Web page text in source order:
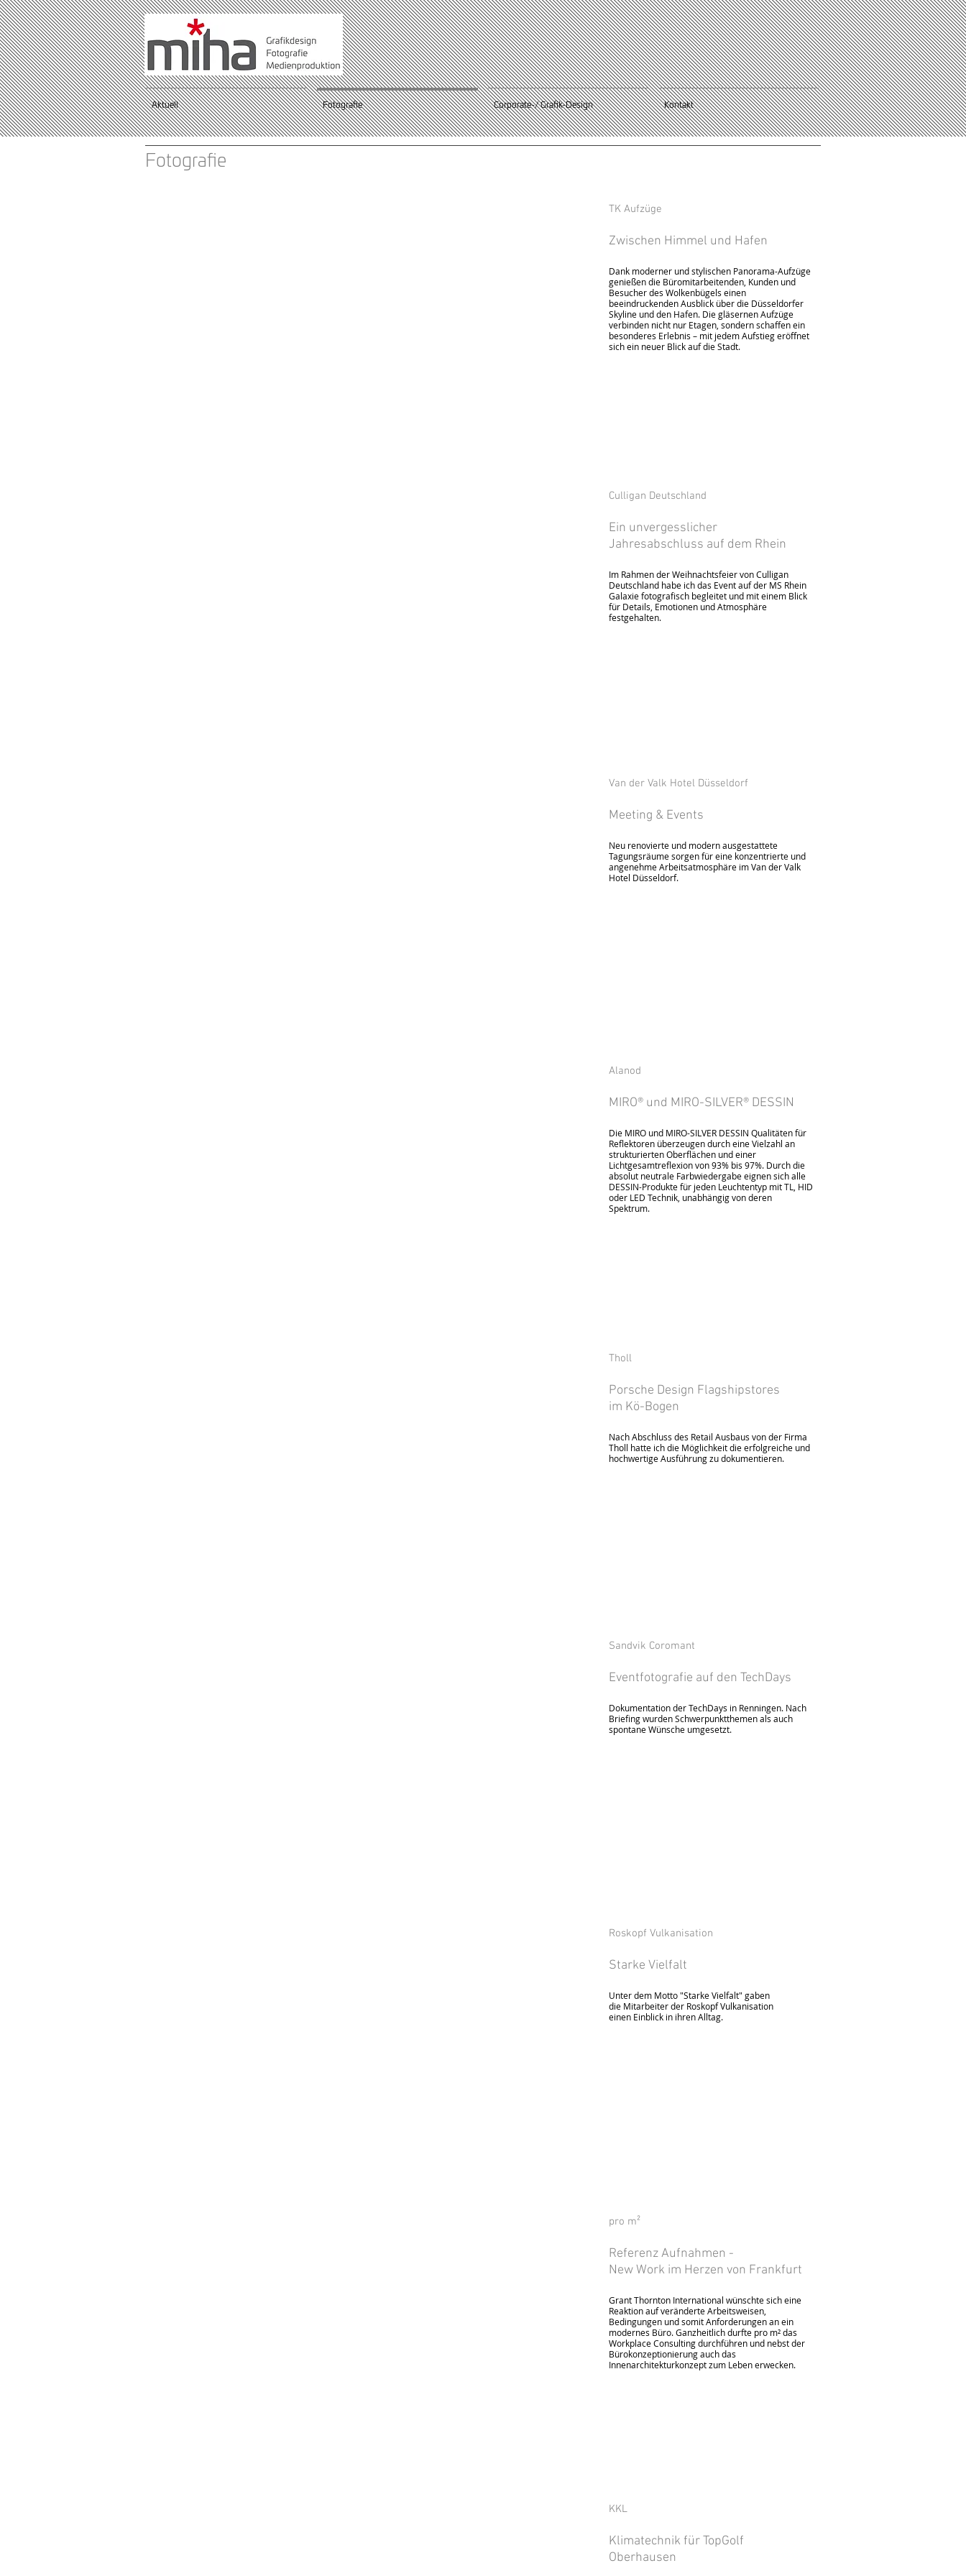
Aktuell Fotografie Corporate-/ Grafik-Design Kontakt
Fotografie
TK Aufzüge
Zwischen Himmel und Hafen
Dank moderner und stylischen Panorama-Aufzüge
genießen die Büromitarbeitenden, Kunden und
Besucher des Wolkenbügels einen
beeindruckenden Ausblick über die Düsseldorfer
Skyline und den Hafen. Die gläsernen Aufzüge
verbinden nicht nur Etagen, sondern schaffen ein
besonderes Erlebnis – mit jedem Aufstieg eröffnet
sich ein neuer Blick auf die Stadt.
Culligan Deutschland
Ein unvergesslicher
Jahresabschluss auf dem Rhein
Im Rahmen der Weihnachtsfeier von Culligan
Deutschland habe ich das Event auf der MS Rhein
Galaxie fotografisch begleitet und mit einem Blick
für Details, Emotionen und Atmosphäre
festgehalten.
Van der Valk Hotel Düsseldorf
Meeting & Events
Neu renovierte und modern ausgestattete
Tagungsräume sorgen für eine konzentrierte und
angenehme Arbeitsatmosphäre im Van der Valk
Hotel Düsseldorf.
Alanod
MIRO® und MIRO-SILVER® DESSIN
Die MIRO und MIRO-SILVER DESSIN Qualitäten für
Reflektoren überzeugen durch eine Vielzahl an
strukturierten Oberflächen und einer
Lichtgesamtreflexion von 93% bis 97%. Durch die
absolut neutrale Farbwiedergabe eignen sich alle
DESSIN-Produkte für jeden Leuchtentyp mit TL, HID
oder LED Technik, unabhängig von deren
Spektrum.
Tholl
Porsche Design Flagshipstores
im Kö-Bogen
Nach Abschluss des Retail Ausbaus von der Firma
Tholl hatte ich die Möglichkeit die erfolgreiche und
hochwertige Ausführung zu dokumentieren.
Sandvik Coromant
Eventfotografie auf den TechDays
Dokumentation der TechDays in Renningen. Nach
Briefing wurden Schwerpunktthemen als auch
spontane Wünsche umgesetzt.
Roskopf Vulkanisation
Starke Vielfalt
Unter dem Motto "Starke Vielfalt" gaben
die Mitarbeiter der Roskopf Vulkanisation
einen Einblick in ihren Alltag.
pro m²
Referenz Aufnahmen -
New Work im Herzen von Frankfurt
Grant Thornton International wünschte sich eine
Reaktion auf veränderte Arbeitsweisen,
Bedingungen und somit Anforderungen an ein
modernes Büro. Ganzheitlich durfte pro m² das
Workplace Consulting durchführen und nebst der
Bürokonzeptionierung auch das
Innenarchitekturkonzept zum Leben erwecken.
KKL
Klimatechnik für TopGolf
Oberhausen